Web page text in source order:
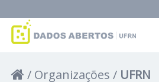
Organizações UFRN